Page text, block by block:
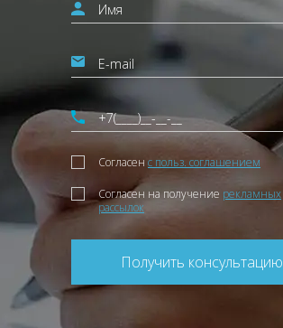
Согласен с польз. соглашением
Согласен на получение рекламных
рассылок
Получить консультацию